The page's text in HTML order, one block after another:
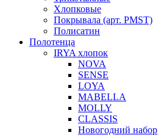
Хлопковые
Покрывала (арт. PMST)
Полисатин
Полотенца
IRYA хлопок
NOVA
SENSE
LOYA
MABELLA
MOLLY
CLASSIS
Новогодний набор